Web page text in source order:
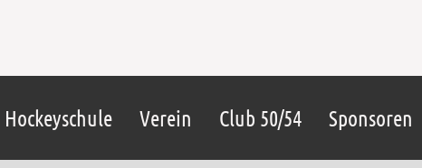
Hockeyschule Verein Club 50/54 Sponsoren